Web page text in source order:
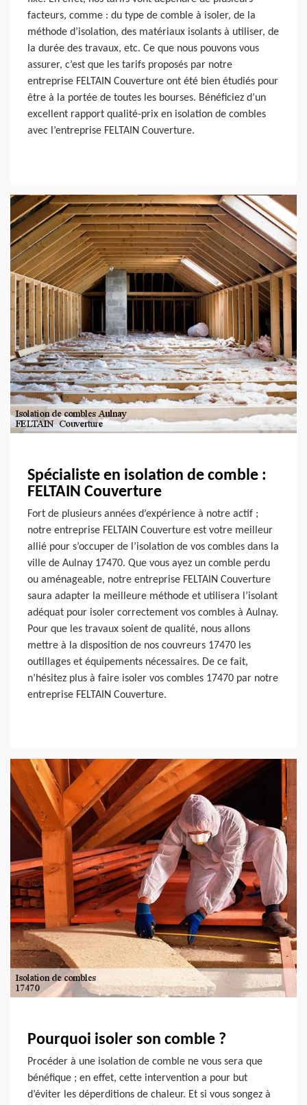
facteurs, comme : du type de comble à isoler, de la
méthode d’isolation, des matériaux isolants à utiliser, de
la durée des travaux, etc. Ce que nous pouvons vous
assurer, c’est que les tarifs proposés par notre
entreprise FELTAIN Couverture ont été bien étudiés pour
être à la portée de toutes les bourses. Bénéficiez d’un
excellent rapport qualité-prix en isolation de combles
avec l’entreprise FELTAIN Couverture.
Spécialiste en isolation de comble :
FELTAIN Couverture
Fort de plusieurs années d’expérience à notre actif ;
notre entreprise FELTAIN Couverture est votre meilleur
allié pour s’occuper de l’isolation de vos combles dans la
ville de Aulnay 17470. Que vous ayez un comble perdu
ou aménageable, notre entreprise FELTAIN Couverture
saura adapter la meilleure méthode et utilisera l’isolant
adéquat pour isoler correctement vos combles à Aulnay.
Pour que les travaux soient de qualité, nous allons
mettre à la disposition de nos couvreurs 17470 les
outillages et équipements nécessaires. De ce fait,
n’hésitez plus à faire isoler vos combles 17470 par notre
entreprise FELTAIN Couverture.
Pourquoi isoler son comble ?
Procéder à une isolation de comble ne vous sera que
bénéfique ; en effet, cette intervention a pour but
d’éviter les déperditions de chaleur. Et si vous songez à